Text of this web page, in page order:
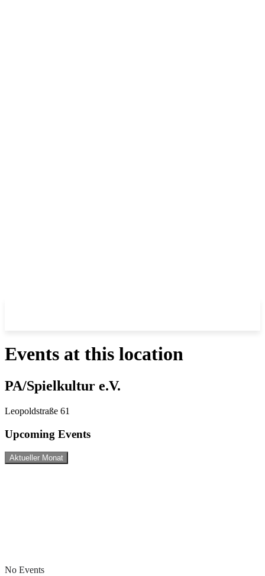
Events at this location
PA/Spielkultur e.V.
Leopoldstraße 61
Upcoming Events
Aktueller Monat
No Events